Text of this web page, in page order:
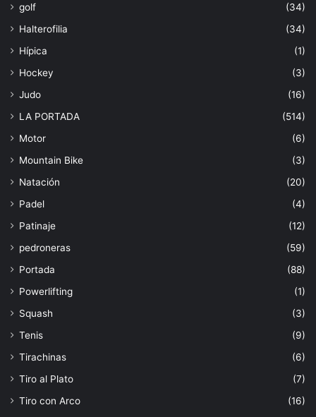
golf
(34)
Halterofilia
(34)
Hípica
(1)
Hockey
(3)
Judo
(16)
LA PORTADA
(514)
Motor
(6)
Mountain Bike
(3)
Natación
(20)
Padel
(4)
Patinaje
(12)
pedroneras
(59)
Portada
(88)
Powerlifting
(1)
Squash
(3)
Tenis
(9)
Tirachinas
(6)
Tiro al Plato
(7)
Tiro con Arco
(16)